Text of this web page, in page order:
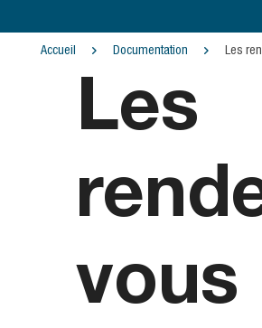
Accueil Documentation Les
Les
vous